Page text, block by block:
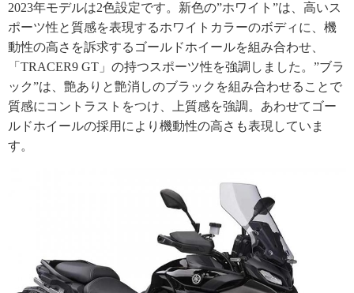
2023年モデルは2色設定です。新色の”ホワイト”は、高いス
ポーツ性と質感を表現するホワイトカラーのボディに、機
動性の高さを訴求するゴールドホイールを組み合わせ、
「TRACER9 GT」の持つスポーツ性を強調しました。”ブラ
ック”は、艶ありと艶消しのブラックを組み合わせることで
質感にコントラストをつけ、上質感を強調。あわせてゴー
ルドホイールの採用により機動性の高さも表現していま
す。